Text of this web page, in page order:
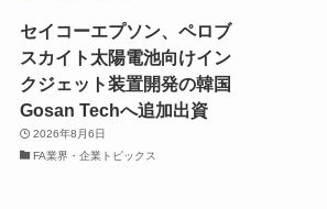
セイコーエプソン、ペロブ
スカイト太陽電池向けイン
クジェット装置開発の韓国
Gosan Techへ追加出資
2026年8月6日
FA業界・企業トピックス